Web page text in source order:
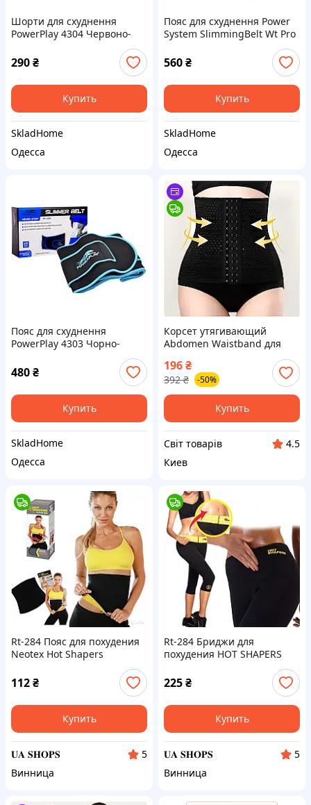
Шорти для схуднення
PowerPlay 4304 Червоно-
290₴
Купить
SkladHome
Одесса
Пояс для схуднення Power
System SlimmingBelt Wt Pro
560₴
Купить
SkladHome
Одесса
Пояс для схуднення
PowerPlay 4303 Чорно-
480₴
Купить
SkladHome
Одесса
Корсет утягивающий
Abdomen Waistband для
коррекции фигуры модный
пояс для похудения и
поддержки талии
196₴
392 ₴ -50%
Купить
Cвіт товарів
4.5
Киев
Rt-284 Пояс для похудения
Neotex Hot Shapers
112₴
Купить
𝐔𝐀 𝐒𝐇𝐎𝐏𝐒
5
Винница
Rt-284 Бриджи для
похудения HOT SHAPERS
похудения, Одежда для
весогонки, с эффектом
сауны
225₴
Купить
𝐔𝐀 𝐒𝐇𝐎𝐏𝐒
5
Винница